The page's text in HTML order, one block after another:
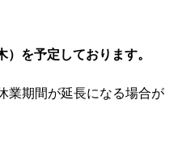
を予定しております。
業期間が延長になる場合が